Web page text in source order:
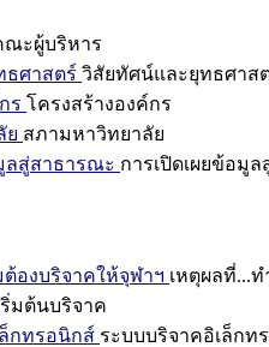
ณะผู้บริหาร
ธศาสตร์ วิสัยทัศน์และยุทธศาส
ร โครงสร้างองค์กร
ย สภามหาวิทยาลัย
ลสู่สาธารณะ การเปิดเผยข้อมู
ต้องบริจาคให้จุฬาฯ เหตุผลที่...
ริ่มต้นบริจาค
กทรอนิกส์ ระบบบริจาคอิเล็กท